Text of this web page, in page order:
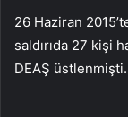
26 Haziran
saldırıda 27 kişi
DEAŞ üstlenmişti.